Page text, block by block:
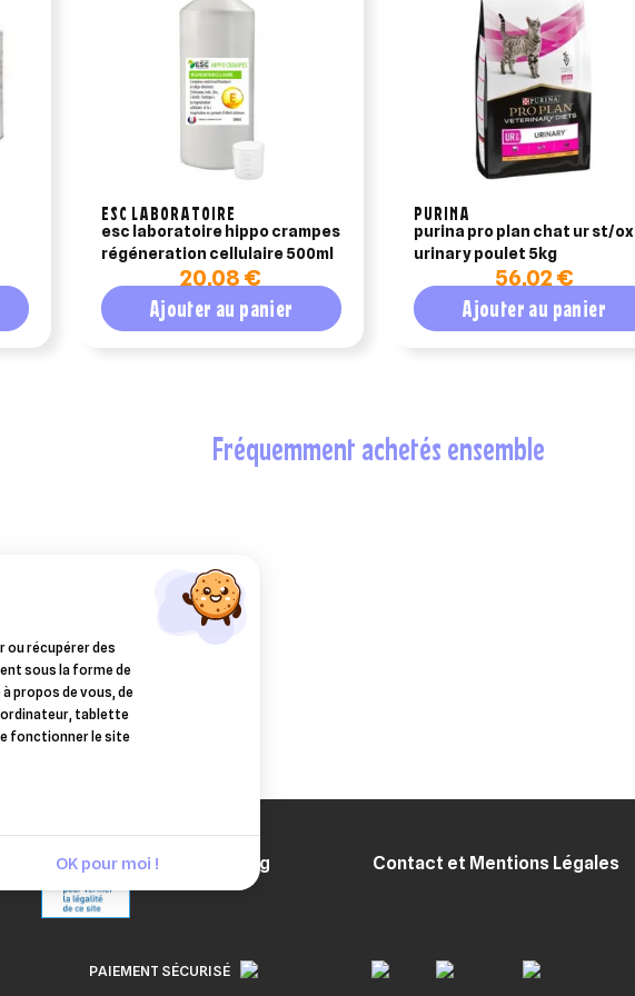
ESC LABORATOIRE
esc laboratoire hippo crampes
régéneration cellulaire 500ml
20,08 €
Ajouter au panier
PURINA
purina pro plan chat ur st/ox
urinary poulet 5kg
56,02 €
Ajouter au panier
fréquemment achetés ensemble
Blog Contact et Mentions Légales
PAIEMENT SÉCURISÉ
ou récupérer des
sous la forme de
propos de vous, de
tablette
fonctionner le site
OK pour moi !